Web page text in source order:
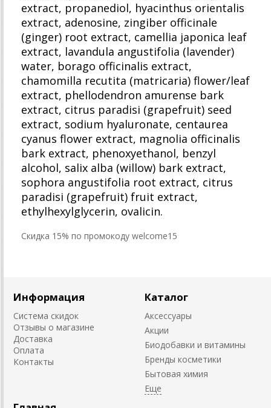
extract, propanediol, hyacinthus orientalis
extract, adenosine, zingiber officinale
(ginger) root extract, camellia japonica leaf
extract, lavandula angustifolia (lavender)
water, borago officinalis extract,
chamomilla recutita (matricaria) flower/leaf
extract, phellodendron amurense bark
extract, citrus paradisi (grapefruit) seed
extract, sodium hyaluronate, centaurea
cyanus flower extract, magnolia officinalis
bark extract, phenoxyethanol, benzyl
alcohol, salix alba (willow) bark extract,
sophora angustifolia root extract, citrus
paradisi (grapefruit) fruit extract,
ethylhexylglycerin, ovalicin.
Cкидка 15% по промокоду welcome15
Информация
Система скидок
Отзывы о магазине
Доставка
Оплата
Контакты
Каталог
Аксессуары
Акции
Биодобавки и витамины
Бренды косметики
Бытовая химия